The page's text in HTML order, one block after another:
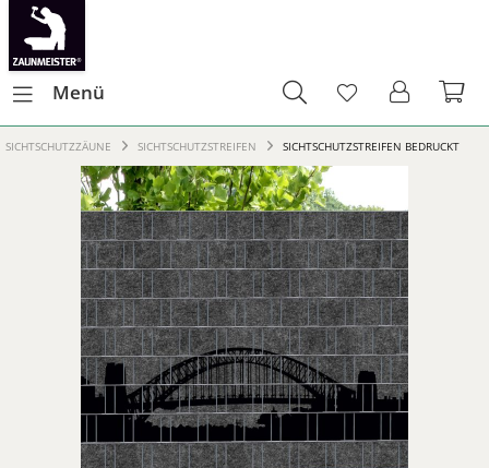
Menü
SICHTSCHUTZZÄUNE SICHTSCHUTZSTREIFEN SICHTSCHUTZSTREIFEN BEDRUCKT